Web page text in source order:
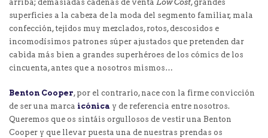
arriba; demasiadas cadenas de venta Low Cost, grandes
superficies a la cabeza de la moda del segmento familiar, mala
confección, tejidos muy mezclados, rotos, descosidos e
incomodísimos patrones súper ajustados que pretenden dar
cabida más bien a grandes superhéroes de los cómics de los
cincuenta, antes que a nosotros mismos…
Benton Cooper, por el contrario, nace con la firme convicción
de ser una marca icónica y de referencia entre nosotros.
Queremos que os sintáis orgullosos de vestir una Benton
Cooper y que llevar puesta una de nuestras prendas os